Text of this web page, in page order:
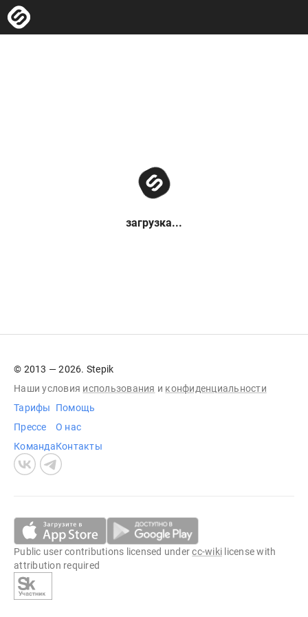
загрузка...
© 2013 — 2026. Stepik
Наши условия использования и конфиденциальности
Тарифы
Прессе
Команда
Помощь
О нас
Контакты
Public user contributions licensed undercc-wiki license with
attribution required